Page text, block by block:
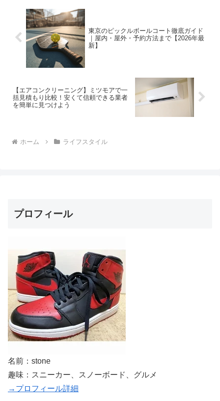
東京のピックルボールコート徹底ガイド
｜屋内・屋外・予約方法まで【2026年最
新】
【エアコンクリーニング】ミツモアで一
括見積もり比較！安くて信頼できる業者
を簡単に見つけよう
ホーム ライフスタイル
プロフィール
名前：stone
趣味：スニーカー、スノーボード、グルメ
→プロフィール詳細